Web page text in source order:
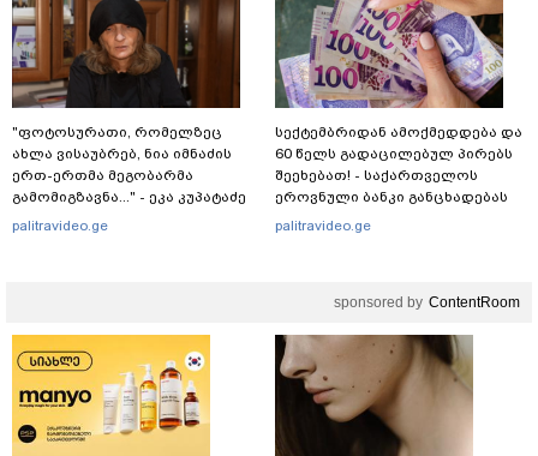
"ფოტოსურათი, რომელზეც
ახლა ვისაუბრებ, ნია იმნაძის
ერთ-ერთმა მეგობარმა
გამომიგზავნა..." - ეკა კუპატაძე
palitravideo.ge
სექტემბრიდან ამოქმედდება და
60 წელს გადაცილებულ პირებს
შეეხებათ! - საქართველოს
ეროვნული ბანკი განცხადებას
ავრცელებს
palitravideo.ge
sponsored by ContentRoom